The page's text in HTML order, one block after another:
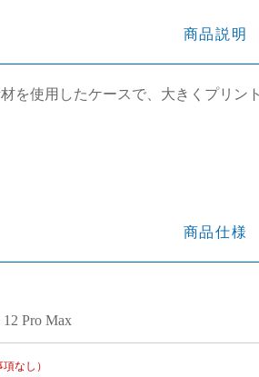
商品説明
を使用したケースで、大きくプリ
商品仕様
12 Pro Max
項なし）